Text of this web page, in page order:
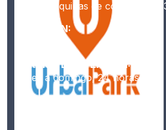
(P2) o máquinas de cobro (P2,
UBICACIÓN:
HORARIO DE ATENCIÓN:
Lunes a domingo, 24 horas